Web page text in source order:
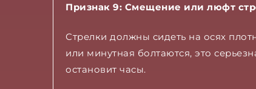
Признак 9: Смещение или люфт
Стрелки должны сидеть на осях
или минутная болтаются, это
остановит часы.